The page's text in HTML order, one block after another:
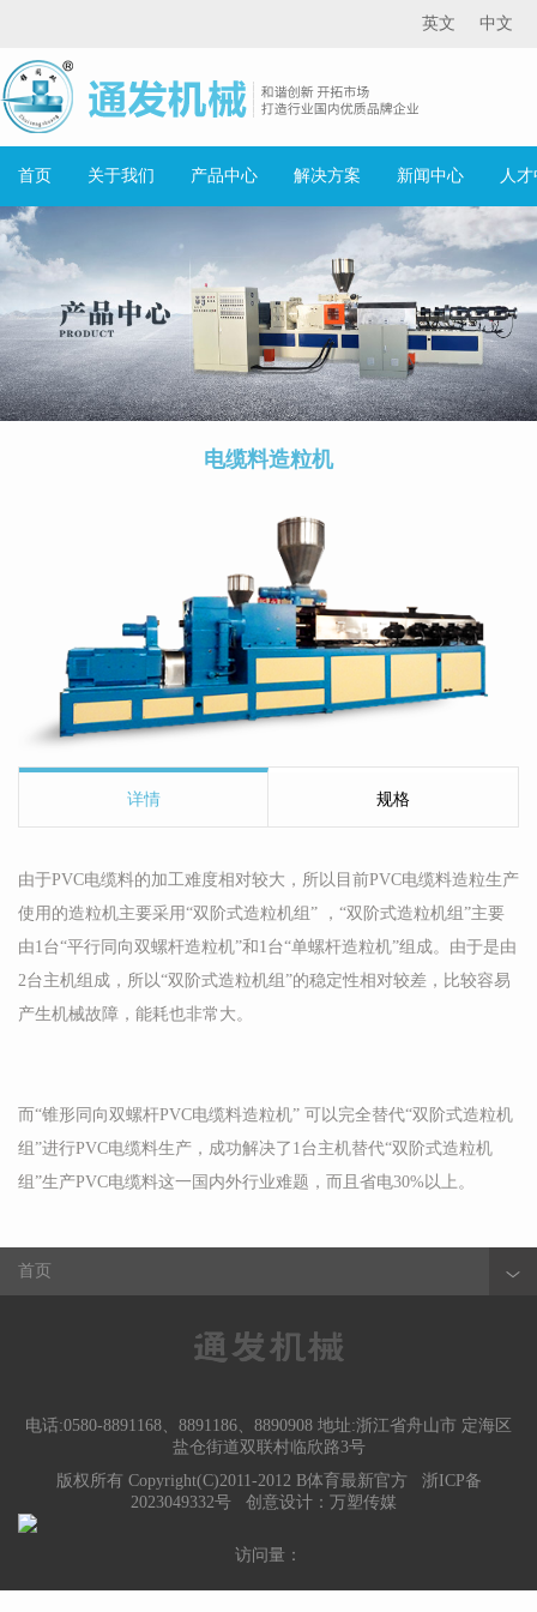
中文
英文
首页 关于我们 产品中心 解决方案 新闻中心 人
电缆料造粒机
详情 规格
由于PVC电缆料的加工难度相对较大，所以目前PVC电缆料造粒生产
使用的造粒机主要采用“双阶式造粒机组” ，“双阶式造粒机组”主要
由1台“平行同向双螺杆造粒机”和1台“单螺杆造粒机”组成。由于是由
2台主机组成，所以“双阶式造粒机组”的稳定性相对较差，比较容易
产生机械故障，能耗也非常大。
而“锥形同向双螺杆PVC电缆料造粒机” 可以完全替代“双阶式造粒机
组”进行PVC电缆料生产，成功解决了1台主机替代“双阶式造粒机
组”生产PVC电缆料这一国内外行业难题，而且省电30%以上。
电话:0580-8891168、8891186、8890908 地址:浙江省舟山市 定海区
盐仓街道双联村临欣路3号
版权所有 Copyright(C)2011-2012 B体育最新官方 浙ICP备
2023049332号 创意设计： 万塑传媒
访问量：
首页